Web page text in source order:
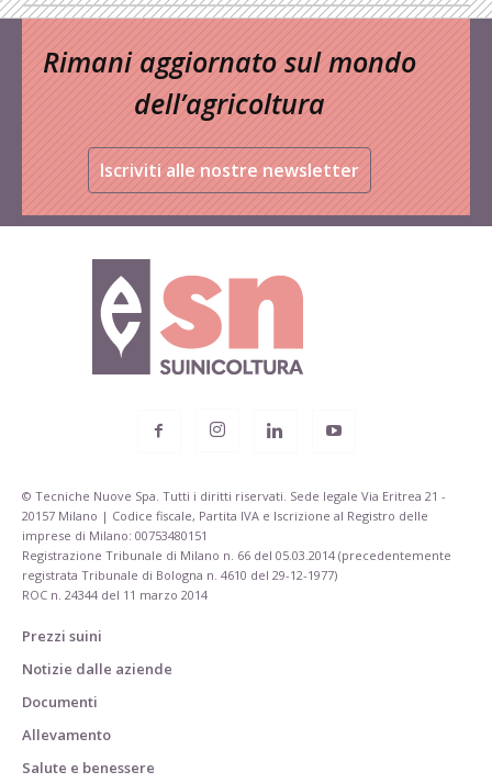
Rimani aggiornato sul mondo
dell’agricoltura
Iscriviti alle nostre newsletter
© Tecniche Nuove Spa. Tutti i diritti riservati. Sede legale Via Eritrea 21 -
20157 Milano | Codice fiscale, Partita IVA e Iscrizione al Registro delle
imprese di Milano: 00753480151
Registrazione Tribunale di Milano n. 66 del 05.03.2014 (precedentemente
registrata Tribunale di Bologna n. 4610 del 29-12-1977)
ROC n. 24344 del 11 marzo 2014
Prezzi suini
Notizie dalle aziende
Documenti
Allevamento
Salute e benessere